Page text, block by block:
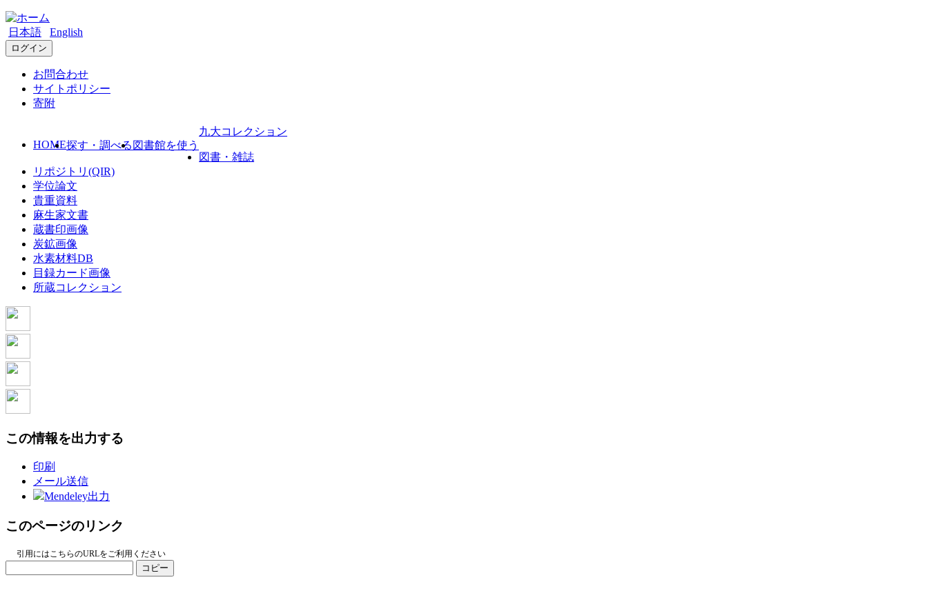
日本語 English
ログイン
お問合わせ
サイトポリシー
寄附
HOME探す・調べる 図書館を使う
九大コレクション
図書・雑誌
リポジトリ(QIR)
学位論文
貴重資料
麻生家文書
蔵書印画像
炭鉱画像
水素材料DB
目録カード画像
所蔵コレクション
この情報を出力する
印刷
メール送信
Mendeley出力
このページのリンク
引用にはこちらのURLをご利用ください
コピー